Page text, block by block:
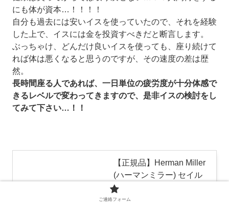
にも体が資本…！！！！
自分も過去には安いイスを使っていたので、それを経験
した上で、イスには金を投資すべきだと断言します。
ぶっちゃけ、どんだけ良いイスを使っても、座り続けて
れば体は悪くなると思うのですが、その速度の差は歴
然。
長時間座る人であれば、一日単位の疲労度が十分体感で
きるレベルで変わってきますので、是非イスの検討をし
てみて下さい…！！
【正規品】Herman Miller
(ハーマンミラー) セイル
チェア オフィスチェア ホ
ワイト C7堅床キャスター
ご連絡フォーム